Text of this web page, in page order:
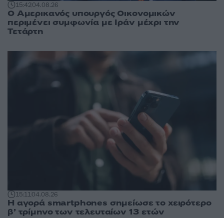
15:4204.08.26
Ο Αμερικανός υπουργός Οικονομικών
περιμένει συμφωνία με Ιράν μέχρι την
Τετάρτη
15:1104.08.26
Η αγορά smartphones σημείωσε το χειρότερο
β’ τρίμηνο των τελευταίων 13 ετών